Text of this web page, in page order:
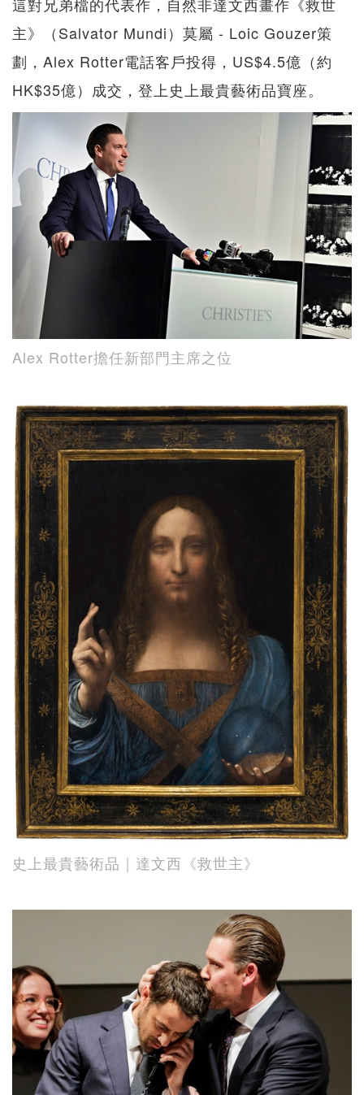
這對兄弟檔的代表作，自然非達文西畫作《救世
主》（Salvator Mundi）莫屬 - Loic Gouzer策
劃，Alex Rotter電話客戶投得，US$4.5億（約
HK$35億）成交，登上史上最貴藝術品寶座。
Alex Rotter擔任新部門主席之位
史上最貴藝術品｜達文西《救世主》